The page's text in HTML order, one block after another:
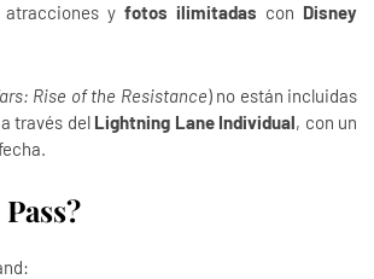
y fotos ilimitadas con Disney
Rise of the Resistance) no están incluidas
través del Lightning Lane Individual, con un